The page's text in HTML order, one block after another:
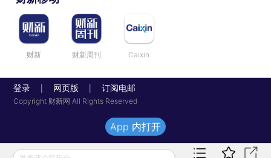
财新 财新周刊 Caixin
登录 网页版 订阅电邮
Copyright 财新网 All Rights Reserved
App 内打开